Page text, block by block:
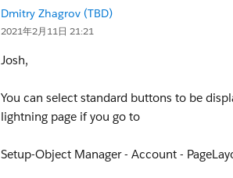
Dmitry Zhagrov (TBD)
2021年2月11日 21:21
Josh,
You can select standard buttons to be
lightning page if you go to
Setup-Object Manager - Account -